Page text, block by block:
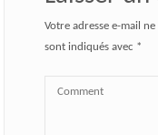
Votre adresse e-mail
sont indiqués avec *